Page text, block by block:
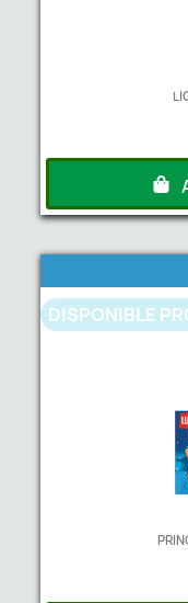
DISPONIBLE